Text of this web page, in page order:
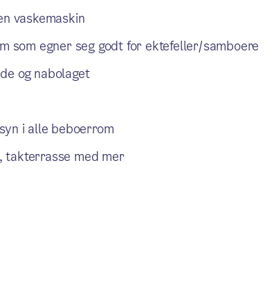
vaskemaskin
som egner seg godt for ektefeller/samboere
og nabolaget
i alle beboerrom
takterrasse med mer